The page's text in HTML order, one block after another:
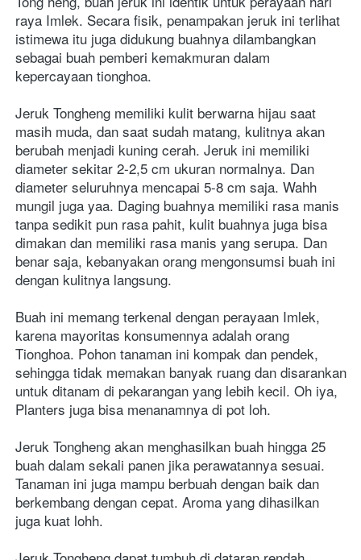
raya Imlek. Secara fisik, penampakan jeruk ini terlihat
istimewa itu juga didukung buahnya dilambangkan
sebagai buah pemberi kemakmuran dalam
kepercayaan tionghoa.
Jeruk Tongheng memiliki kulit berwarna hijau saat
masih muda, dan saat sudah matang, kulitnya akan
berubah menjadi kuning cerah. Jeruk ini memiliki
diameter sekitar 2-2,5 cm ukuran normalnya. Dan
diameter seluruhnya mencapai 5-8 cm saja. Wahh
mungil juga yaa. Daging buahnya memiliki rasa manis
tanpa sedikit pun rasa pahit, kulit buahnya juga bisa
dimakan dan memiliki rasa manis yang serupa. Dan
benar saja, kebanyakan orang mengonsumsi buah ini
dengan kulitnya langsung.
Buah ini memang terkenal dengan perayaan Imlek,
karena mayoritas konsumennya adalah orang
Tionghoa. Pohon tanaman ini kompak dan pendek,
sehingga tidak memakan banyak ruang dan disarankan
untuk ditanam di pekarangan yang lebih kecil. Oh iya,
Planters juga bisa menanamnya di pot loh.
Jeruk Tongheng akan menghasilkan buah hingga 25
buah dalam sekali panen jika perawatannya sesuai.
Tanaman ini juga mampu berbuah dengan baik dan
berkembang dengan cepat. Aroma yang dihasilkan
juga kuat lohh.